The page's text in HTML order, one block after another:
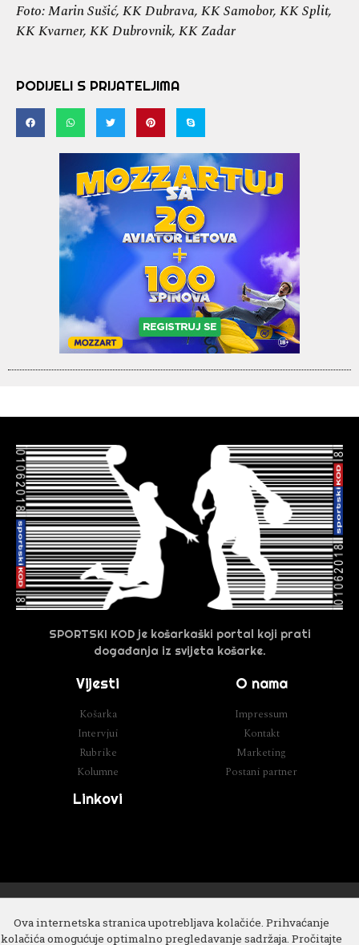
Ova internetska stranica upotrebljava kolačiće. Prihvaćanje
kolačića omogućuje optimalno pregledavanje sadržaja. Pročitajte
Foto: Marin Sušić, KK Dubrava, KK Samobor, KK Split,
KK Kvarner, KK Dubrovnik, KK Zadar
PODIJELI S PRIJATELJIMA
SPORTSKI KOD je košarkaški portal koji prati
događanja iz svijeta košarke.
Vijesti
Košarka
Intervjui
Rubrike
Kolumne
O nama
Impressum
Kontakt
Marketing
Postani partner
Linkovi